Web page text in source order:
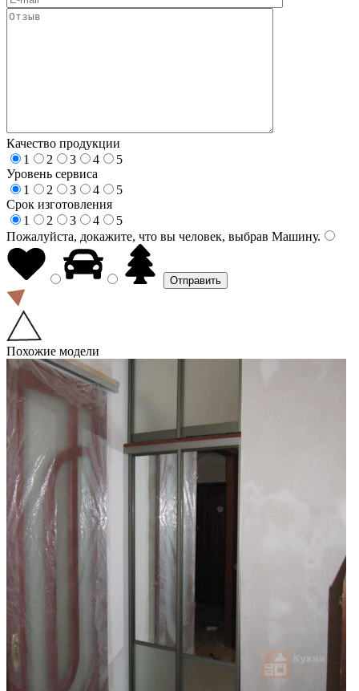
Качество продукции
1
2 3 4
5
Уровень сервиса
1
2 3 4
5
Срок изготовления
1
2 3 4
5
Пожалуйста, докажите, что вы человек, выбрав Машину.
Похожие модели